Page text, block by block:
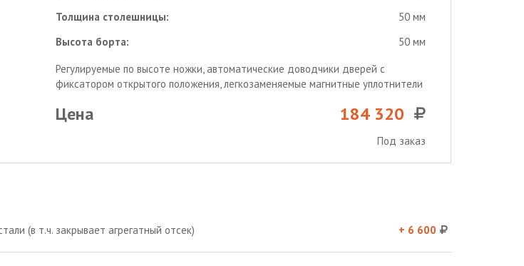
Толщина столешницы:
50 мм
Высота борта:
50 мм
Регулируемые по высоте ножки, автоматические доводчики дверей с
фиксатором открытого положения, легкозаменяемые магнитные уплотнители
Цена 184 320
Под заказ
(в т.ч. закрывает агрегатный отсек) + 6 600